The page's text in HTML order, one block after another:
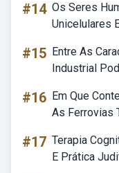
#14 Os Seres
Unicelulares
#15 Entre As
Industrial
#16 Em Que
As Ferrovias
#17 Terapia
E Prática